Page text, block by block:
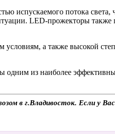
испускаемого потока
LED-прожекторы
а также высокой
одним из наиболее
в г.Владивосток. Если у